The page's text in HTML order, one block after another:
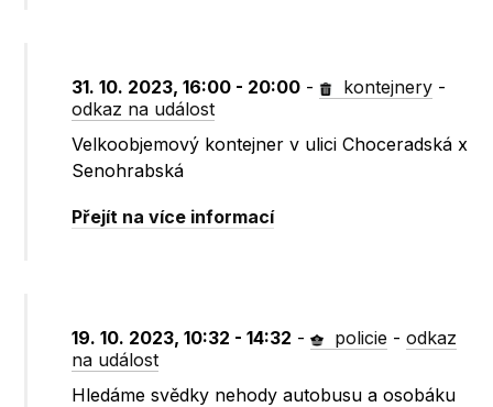
31. 10. 2023, 16:00 - 20:00 - kontejnery -
odkaz na událost
Velkoobjemový kontejner v ulici Choceradská x
Senohrabská
Přejít na více informací
19. 10. 2023, 10:32 - 14:32 - policie -odkaz
na událost
Hledáme svědky nehody autobusu a osobáku